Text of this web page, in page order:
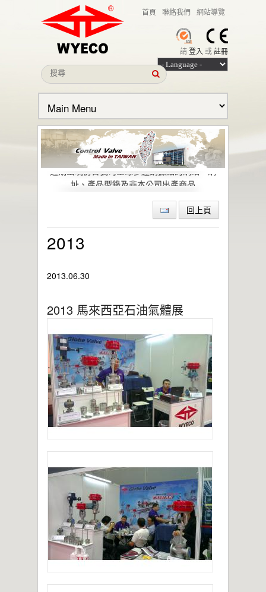
首頁 聯絡我們 網站導覽
請登入 或註冊
本公司名義遭冒用之聲明
近期出現仿冒我司全球多經銷據點的網站、網
址、產品型錄及非本公司出產商品
助力石化與特殊化學產業邁向綠色轉型與
智慧工廠最佳解決方案｜設備效能管理及資訊
偉允閥業邱倉祥掌舵北市機器公會
回上頁
2013
2013.06.30
2013 馬來西亞石油氣體展